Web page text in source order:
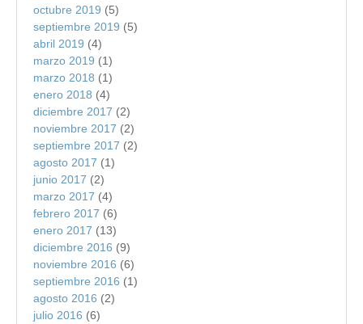
octubre 2019 (5)
septiembre 2019 (5)
abril 2019 (4)
marzo 2019 (1)
marzo 2018 (1)
enero 2018 (4)
diciembre 2017 (2)
noviembre 2017 (2)
septiembre 2017 (2)
agosto 2017 (1)
junio 2017 (2)
marzo 2017 (4)
febrero 2017 (6)
enero 2017 (13)
diciembre 2016 (9)
noviembre 2016 (6)
septiembre 2016 (1)
agosto 2016 (2)
julio 2016 (6)